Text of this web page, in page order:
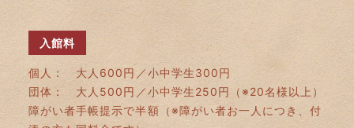
入館料
個人： 大人600円／小中学生300円
団体： 大人500円／小中学生250円（※20名様以上）
障がい者手帳提示で半額（※障がい者お一人につき、付